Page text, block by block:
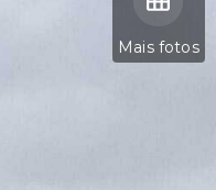
Mais fotos